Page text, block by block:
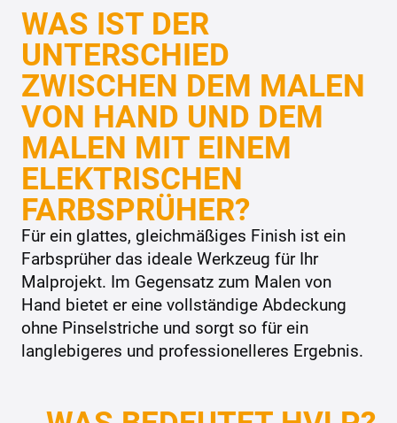
WAS IST DER
UNTERSCHIED
ZWISCHEN DEM MALEN
VON HAND UND DEM
MALEN MIT EINEM
ELEKTRISCHEN
FARBSPRÜHER?
Für ein glattes, gleichmäßiges Finish ist ein
Farbsprüher das ideale Werkzeug für Ihr
Malprojekt. Im Gegensatz zum Malen von
Hand bietet er eine vollständige Abdeckung
ohne Pinselstriche und sorgt so für ein
langlebigeres und professionelleres Ergebnis.